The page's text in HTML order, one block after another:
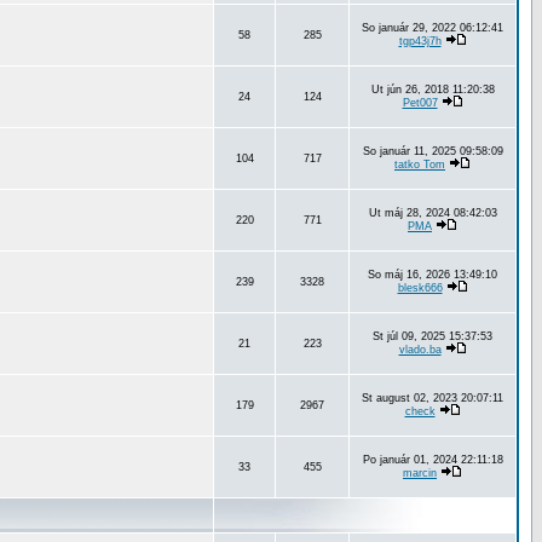
58 285
So január 29, 2022 06:12:41
tgp43j7h
24 124
Ut jún 26, 2018 11:20:38
Pet007
104 717
So január 11, 2025 09:58:09
tatko Tom
220 771
Ut máj 28, 2024 08:42:03
PMA
239 3328
So máj 16, 2026 13:49:10
blesk666
21 223
St júl 09, 2025 15:37:53
vlado.ba
179 2967
St august 02, 2023 20:07:11
check
33 455
Po január 01, 2024 22:11:18
marcin